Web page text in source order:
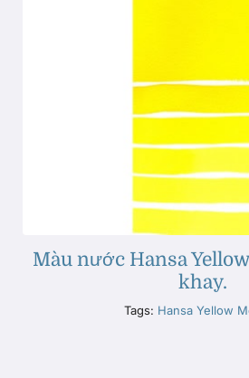
Màu nước Hansa
khay.
Tags: Hansa Yellow